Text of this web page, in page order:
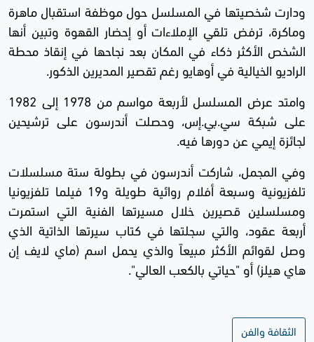
ودارت شخصيتها في المسلسل حول موظفة استقبال ماهرة
وماكرة، ترفض تلقي الإملاءات أو إحضار القهوة وتبين أنها
الشخص الأكثر ذكاء في المكان بعد نجاحها في إنقاذ محطة
الراديو الخيالية في أوهايو رغم تقصير المديرين الذكور.
وامتد عرض المسلسل لأربعة مواسم من 1978 إلى 1982
على شبكة سي.بي.إس، وحصلت أندرسون على ترشيحين
لجائزة إيمي عن دورها فيه.
وفي المجمل، شاركت أندرسون في بطولة ستة مسلسلات
تلفزيونية وسبعة أفلام روائية طويلة و19 فيلما تلفزيونيا
ومسلسلين قصيرين خلال مسيرتها الفنية التي استمرت
أربعة عقود، والتي سجلتها في كتاب سيرتها الذاتية الذي
وصل لقوائم الأكثر مبيعاً والذي يحمل اسم (ماي لايف إن
هاي هيلز) أو "حياتي بالكعب العالي".
الثقافة والفن